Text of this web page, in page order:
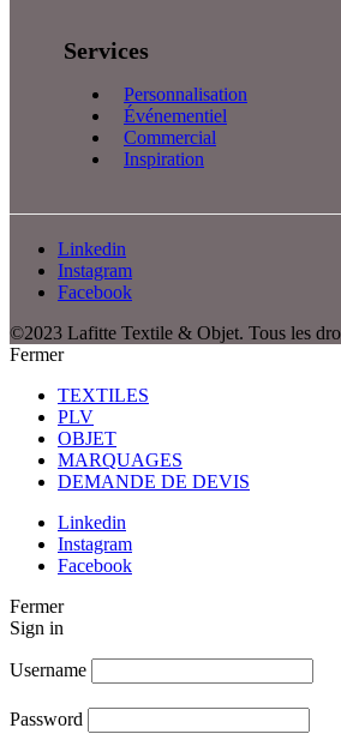
Services
Personnalisation
Événementiel
Commercial
Inspiration
Linkedin
Instagram
Facebook
©2023 Lafitte Textile & Objet. Tous les
Fermer
TEXTILES
PLV
OBJET
MARQUAGES
DEMANDE DE DEVIS
Linkedin
Instagram
Facebook
Fermer
Sign in
Username
Password